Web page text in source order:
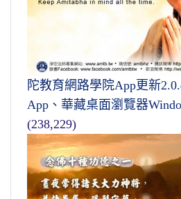
陀教育網路學院App更新
App、華藏桌面瀏覽器
(238,229)